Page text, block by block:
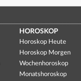
HOROSKOP
Horoskop Heute
Horoskop Morgen
Wochenhoroskop
Monatshoroskop